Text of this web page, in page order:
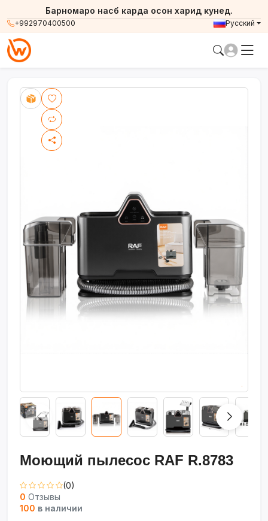
+992970400500
Барномаро насб карда осон харид кунед.
Русский
Моющий пылесос RAF R.8783
(0)
0 Отзывы
100 в наличии